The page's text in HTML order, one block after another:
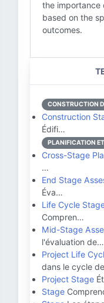
the importance
based on the
outcomes.
CONSTRUCTION
Construction
Édifi…
PLANIFICATION
Cross-Stage
…
End Stage
Éva…
Life Cycle
Compren…
Mid-Stage
l'évaluation de…
Project Life
dans le cycle
Project Stage
Stage